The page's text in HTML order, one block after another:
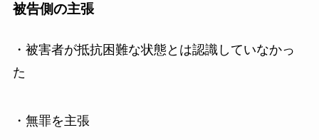
被告側の主張
・被害者が抵抗困難な状態とは認識していなかっ
た
・無罪を主張